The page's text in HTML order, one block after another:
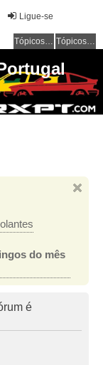
Ligue-se
Tópicos sem resposta Tópicos ativos
do mês
é